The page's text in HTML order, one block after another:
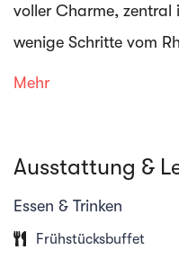
voller Charme,
wenige Schritte vom
gestalteten Zimmern
Spazieren Sie durch
Altstadt, entdecken
Mehr
Ausstattung &
Essen & Trinken
Frühstücksbuffet